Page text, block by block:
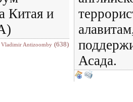
Китая и
Vladimir Antizoomby (638)
Асада.